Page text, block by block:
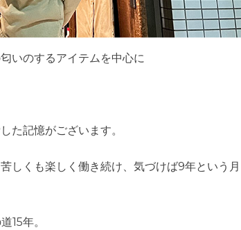
いのするアイテムを中心に
た記憶がございます。
しくも楽しく働き続け、気づけば9年という
15年。